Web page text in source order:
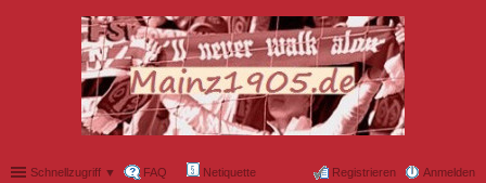
Schnellzugriff ▼ FAQ Netiquette Anmelden
Registrieren